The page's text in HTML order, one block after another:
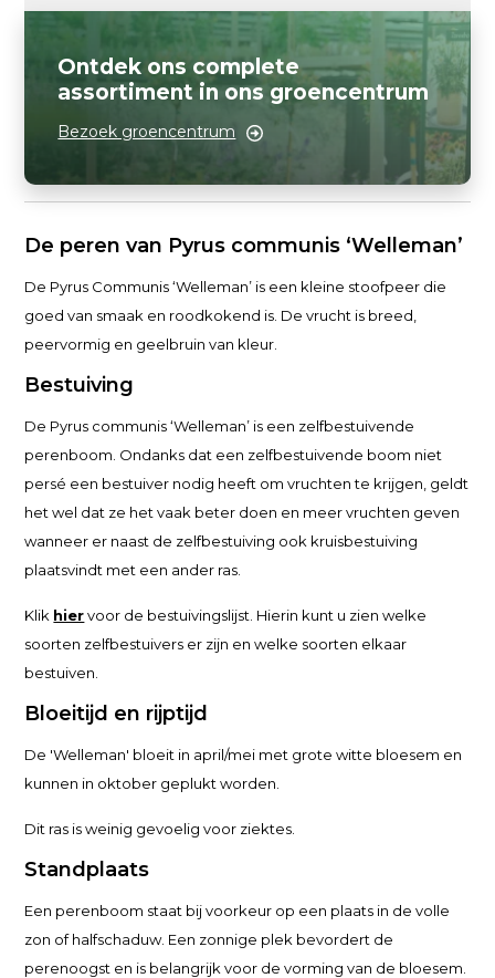
Ontdek ons complete
assortiment in ons groencentrum
Bezoek groencentrum
De peren van Pyrus communis ‘Welleman’
De Pyrus Communis ‘Welleman’ is een kleine stoofpeer die
goed van smaak en roodkokend is. De vrucht is breed,
peervormig en geelbruin van kleur.
Bestuiving
De Pyrus communis ‘Welleman’ is een zelfbestuivende
perenboom. Ondanks dat een zelfbestuivende boom niet
persé een bestuiver nodig heeft om vruchten te krijgen, geldt
het wel dat ze het vaak beter doen en meer vruchten geven
wanneer er naast de zelfbestuiving ook kruisbestuiving
plaatsvindt met een ander ras.
Klik hiervoor de bestuivingslijst. Hierin kunt u zien welke
soorten zelfbestuivers er zijn en welke soorten elkaar
bestuiven.
Bloeitijd en rijptijd
De 'Welleman' bloeit in april/mei met grote witte bloesem en
kunnen in oktober geplukt worden.
Dit ras is weinig gevoelig voor ziektes.
Standplaats
Een perenboom staat bij voorkeur op een plaats in de volle
zon of halfschaduw. Een zonnige plek bevordert de
perenoogst en is belangrijk voor de vorming van de bloesem.